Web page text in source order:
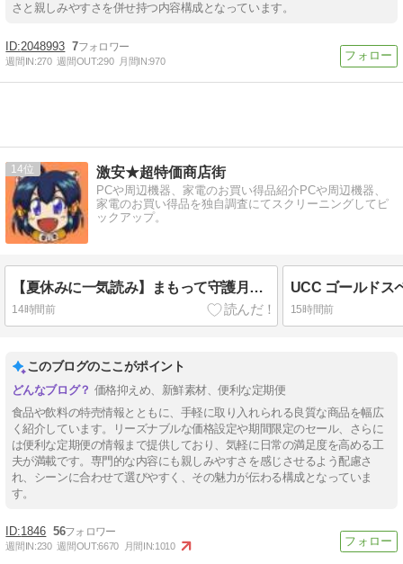
さと親しみやすさを併せ持つ内容構成となっています。
2048993 7
週間IN:270 週間OUT:290 月間IN:970
14 激安★超特価商店街
PCや周辺機器、家電のお買い得品紹介PCや周辺機器、
家電のお買い得品を独自調査にてスクリーニングしてピ
ックアップ。
【夏休みに一気読み】まもって守護月天！ Kindle版 全10巻 各巻99円【全10巻合計990円】
14時間前 15時間前
このブログのここがポイント
価格抑えめ、新鮮素材、便利な定期便
食品や飲料の特売情報とともに、手軽に取り入れられる良質な商品を幅広
く紹介しています。リーズナブルな価格設定や期間限定のセール、さらに
は便利な定期便の情報まで提供しており、気軽に日常の満足度を高める工
夫が満載です。専門的な内容にも親しみやすさを感じさせるよう配慮さ
れ、シーンに合わせて選びやすく、その魅力が伝わる構成となっていま
す。
1846 56
週間IN:230 週間OUT:6670 月間IN:1010